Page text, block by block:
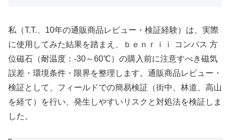
私（T.T.、10年の通販商品レビュー・検証経験）は、実際
に使用してみた結果を踏まえ、ｂｅｎｒｉｉ コンパス 方
位磁石（耐温度：-30～60℃）の購入前に注意すべき磁気
誤差・環境条件・限界を整理します。通販商品レビュー・
検証として、フィールドでの簡易検証（街中、林道、高山
を経て）を行い、発生しやすいリスクと対処法を検証しま
した。